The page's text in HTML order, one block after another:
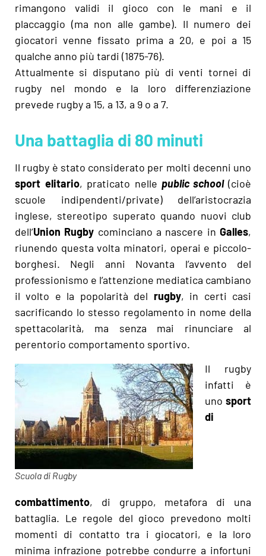
rimangono validi il gioco con le mani e il
placcaggio (ma non alle gambe). Il numero dei
giocatori venne fissato prima a 20, e poi a 15
qualche anno più tardi (1875-76).
Attualmente si disputano più di venti tornei di
rugby nel mondo e la loro differenziazione
prevede rugby a 15, a 13, a 9 o a 7.
Una battaglia di 80 minuti
Il rugby è stato considerato per molti decenni uno
sport elitario, praticato nelle public school (cioè
scuole indipendenti/private) dell’aristocrazia
inglese, stereotipo superato quando nuovi club
dell’Union Rugby cominciano a nascere inGalles,
riunendo questa volta minatori, operai e piccolo-
borghesi. Negli anni Novanta l’avvento del
professionismo e l’attenzione mediatica cambiano
il volto e la popolarità del rugby, in certi casi
sacrificando lo stesso regolamento in nome della
spettacolarità, ma senza mai rinunciare al
perentorio comportamento sportivo.
Scuola di Rugby
Il rugby
infatti è
uno sport
di
combattimento, di gruppo, metafora di una
battaglia. Le regole del gioco prevedono molti
momenti di contatto tra i giocatori, e la loro
minima infrazione potrebbe condurre a infortuni